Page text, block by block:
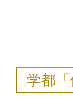
学都